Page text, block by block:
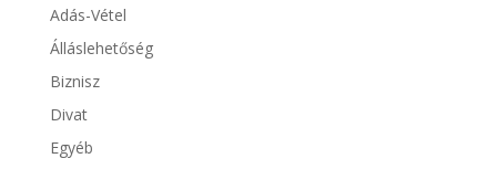
Adás-Vétel
Álláslehetőség
Biznisz
Divat
Egyéb